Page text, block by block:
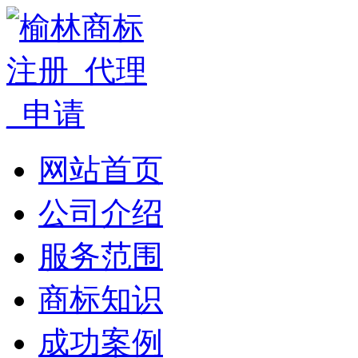
网站首页
公司介绍
服务范围
商标知识
成功案例